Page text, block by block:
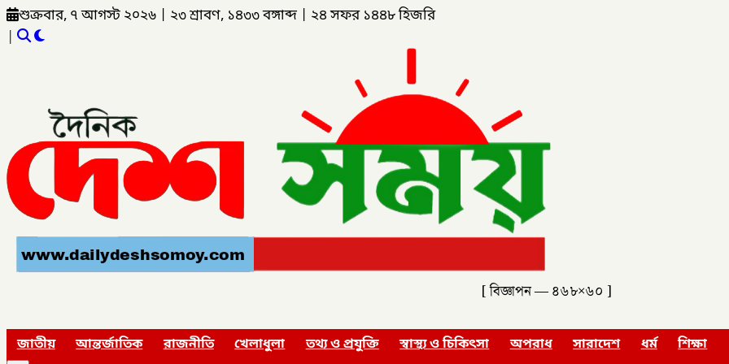
শুক্রবার, ৭ আগস্ট ২০২৬ ২৩ শ্রাবণ, ১৪৩৩ বঙ্গাব্দ ২৪ সফর ১৪৪৮ হিজরি
|
[ বিজ্ঞাপন — ৪৬৮×৬০ ]
জাতীয় আন্তর্জাতিক রাজনীতি খেলাধুলা তথ্য ও প্রযুক্তি স্বাস্থ্য ও চিকিৎসা অপরাধ সারাদেশ ধর্ম শিক্ষা